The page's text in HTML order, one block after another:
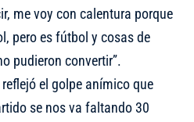
me voy con calentura porque
pero es fútbol y cosas de
pudieron convertir”.
el golpe anímico que
se nos va faltando 30